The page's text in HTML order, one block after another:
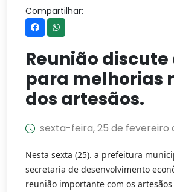
Compartilhar:
Reunião discute
para melhorias
dos artesãos.
sexta-feira, 25 de fevereiro
Nesta sexta (25). a prefeitura
secretaria de desenvolvimento
reunião importante com os